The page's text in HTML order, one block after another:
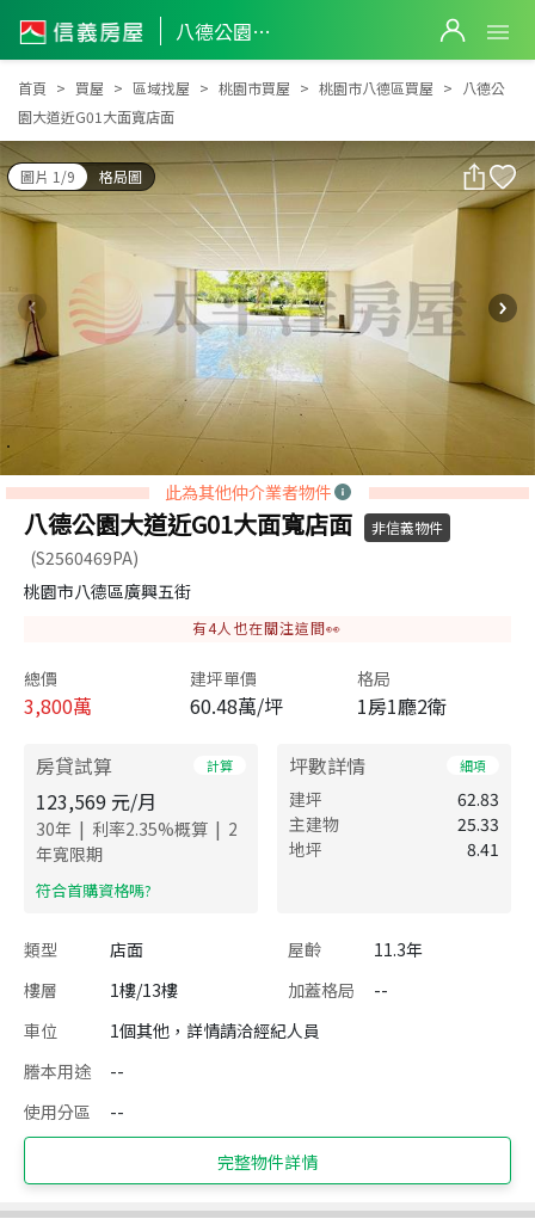
八德公園大道近G01大面寬店面
八德公園大道近G01大面寬店面
首頁 買屋 區域找屋 桃園市買屋 桃園市八德區買屋
八德公
園大道近G01大面寬店面
圖片 1/9 格局圖
此為其他仲介業者物件
八德公園大道近G01大面寬店面 非信義物件
(S2560469PA)
桃園市八德區廣興五街
有4人也在關注這間👀
總價
3,800萬
建坪單價
60.48萬/坪
格局
1房1廳2衛
房貸試算 計算
123,569 元/月
30年 | 利率2.35%概算 | 2
年寬限期
​符合首購資格嗎?
坪數詳情 細項
建坪
62.83
主建物
25.33
地坪
8.41
類型 店面 屋齡
11.3年
樓層
1樓/13樓 加蓋格局
--
車位
1個其他，詳情請洽經紀人員
謄本用途
--
使用分區
--
完整物件詳情